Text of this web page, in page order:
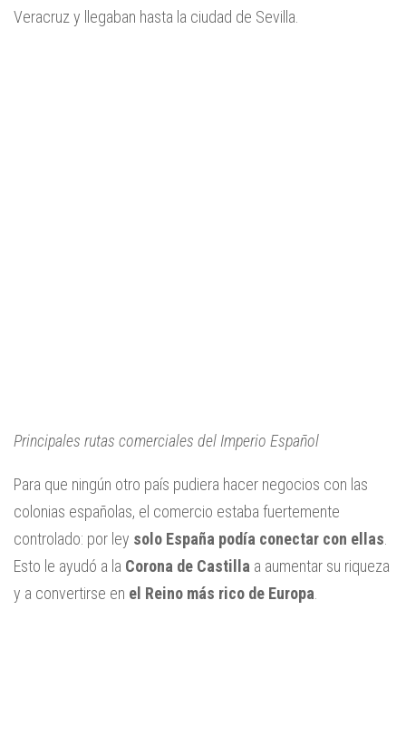
Veracruz y llegaban hasta la ciudad de Sevilla.
Principales rutas comerciales del Imperio Español
Para que ningún otro país pudiera hacer negocios con las
colonias españolas, el comercio estaba fuertemente
controlado: por ley solo España podía conectar con ellas
Esto le ayudó a la Corona de Castilla a aumentar su riqueza
y a convertirse en el Reino más rico de Europa